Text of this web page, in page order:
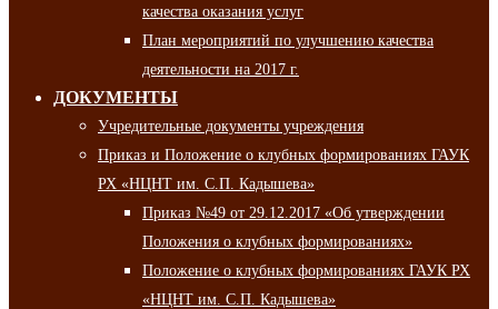
качества оказания услуг
План мероприятий по улучшению качества
деятельности на 2017 г.
ДОКУМЕНТЫ
Учредительные документы учреждения
Приказ и Положение о клубных формированиях ГАУК
РХ «НЦНТ им. С.П. Кадышева»
Приказ №49 от 29.12.2017 «Об утверждении
Положения о клубных формированиях»
Положение о клубных формированиях ГАУК РХ
«НЦНТ им. С.П. Кадышева»